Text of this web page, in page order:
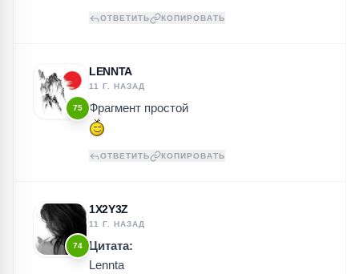
ОТВЕТИТЬ КОПИРОВАТЬ
75
LENNTA
11 Г. НАЗАД
Фрагмент простой
ОТВЕТИТЬ КОПИРОВАТЬ
74
1X2Y3Z
11 Г. НАЗАД
Цитата:
Lennta